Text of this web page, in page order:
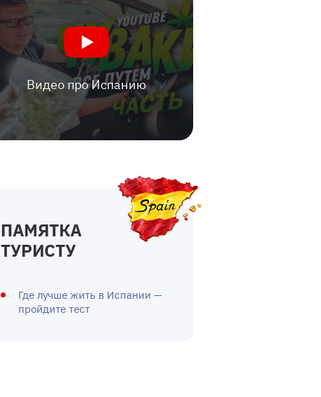
Видео про Испанию
ПАМЯТКА
ТУРИСТУ
Где лучше жить в Испании —
пройдите тест